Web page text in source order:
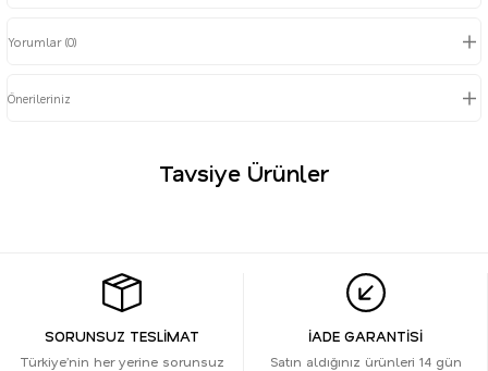
Yorumlar (0)
Önerileriniz
Tavsiye Ürünler
SORUNSUZ TESLİMAT
Türkiye’nin her yerine sorunsuz
İADE GARANTİSİ
Satın aldığınız ürünleri 14 gün